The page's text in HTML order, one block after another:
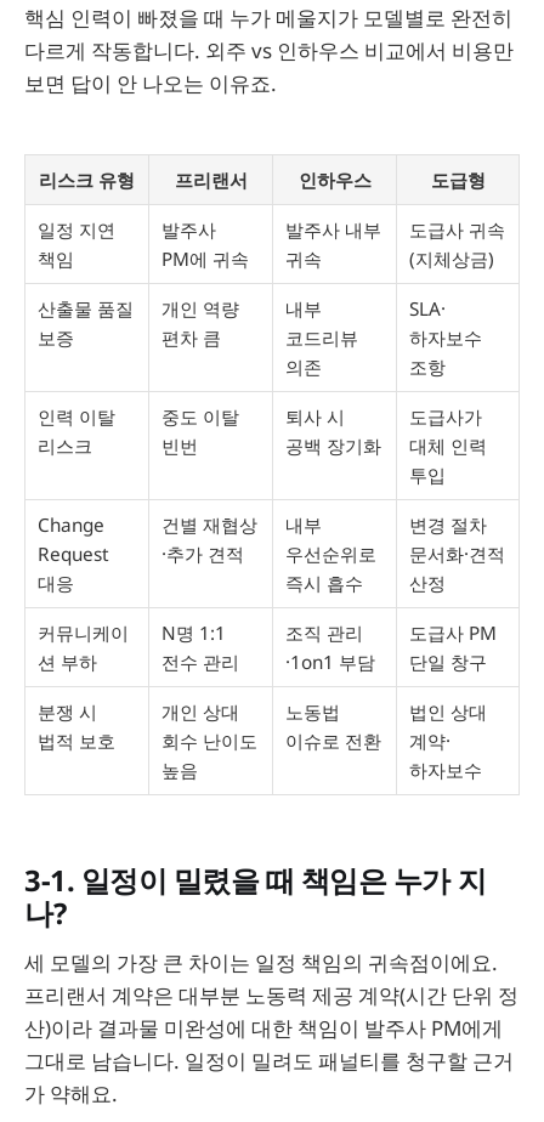
핵심 인력이 빠졌을 때 누가 메울지가 모델별로 완전히
다르게 작동합니다. 외주 vs 인하우스 비교에서 비용만
보면 답이 안 나오는 이유죠.
리스크 유형 프리랜서 인하우스 도급형
일정 지연
책임
발주사
PM에 귀속
발주사 내부
귀속
도급사 귀속
(지체상금)
산출물 품질
보증
개인 역량
편차 큼
내부
코드리뷰
의존
SLA·
하자보수
조항
인력 이탈
리스크
중도 이탈
빈번
퇴사 시
공백 장기화
도급사가
대체 인력
투입
Change
Request
대응
건별 재협상
·추가 견적
내부
우선순위로
즉시 흡수
변경 절차
문서화·견적
산정
커뮤니케이
션 부하
N명 1:1
전수 관리
조직 관리
·1on1 부담
도급사 PM
단일 창구
분쟁 시
법적 보호
개인 상대
회수 난이도
높음
노동법
이슈로 전환
법인 상대
계약·
하자보수
3-1. 일정이 밀렸을 때 책임은 누가 지
나?
세 모델의 가장 큰 차이는 일정 책임의 귀속점이에요.
프리랜서 계약은 대부분 노동력 제공 계약(시간 단위 정
산)이라 결과물 미완성에 대한 책임이 발주사 PM에게
그대로 남습니다. 일정이 밀려도 패널티를 청구할 근거
가 약해요.